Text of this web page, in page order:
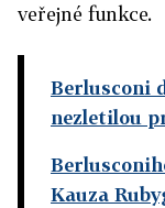
veřejné funkce.
Berlusconi
nezletilou
Kauza